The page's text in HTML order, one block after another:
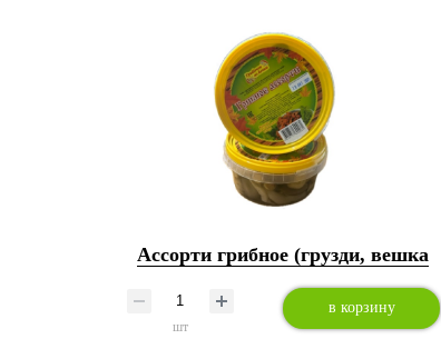
Ассорти грибное (грузди, вешка
шт
в корзину